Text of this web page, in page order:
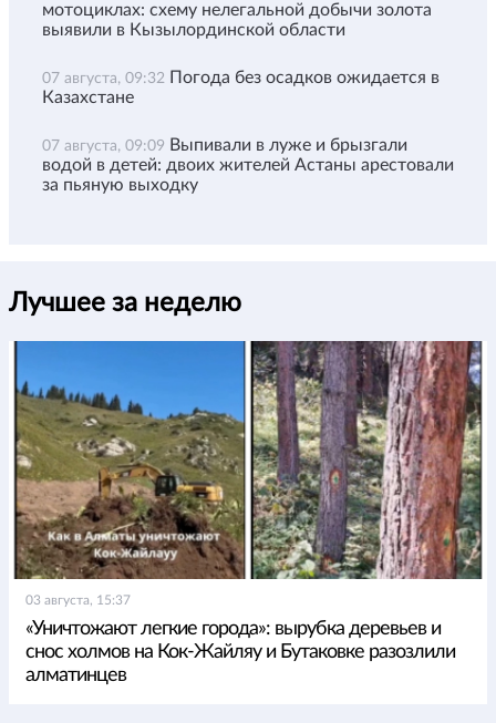
мотоциклах: схему нелегальной добычи золота
выявили в Кызылординской области
07 августа, 09:32 Погода без осадков ожидается в
Казахстане
07 августа, 09:09 Выпивали в луже и брызгали
водой в детей: двоих жителей Астаны арестовали
за пьяную выходку
Лучшее за неделю
03 августа, 15:37
«Уничтожают легкие города»: вырубка деревьев и
снос холмов на Кок-Жайляу и Бутаковке разозлили
алматинцев